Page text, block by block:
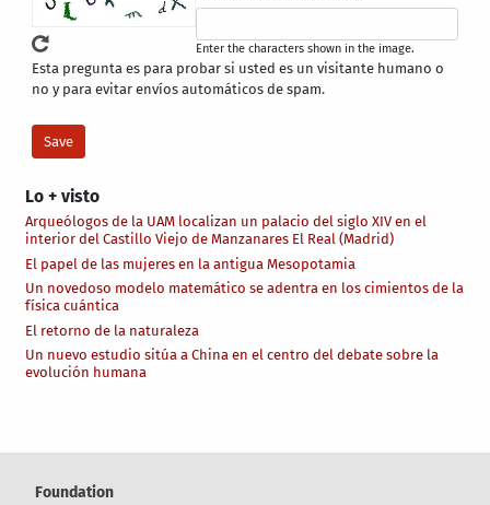
Lo + visto
Arqueólogos de la UAM localizan un palacio del siglo XIV en el
interior del Castillo Viejo de Manzanares El Real (Madrid)
El papel de las mujeres en la antigua Mesopotamia
Un novedoso modelo matemático se adentra en los cimientos de la
física cuántica
El retorno de la naturaleza
Un nuevo estudio sitúa a China en el centro del debate sobre la
evolución humana
Enter the characters shown in the image.
Esta pregunta es para probar si usted es un visitante humano o
no y para evitar envíos automáticos de spam.
Foundation